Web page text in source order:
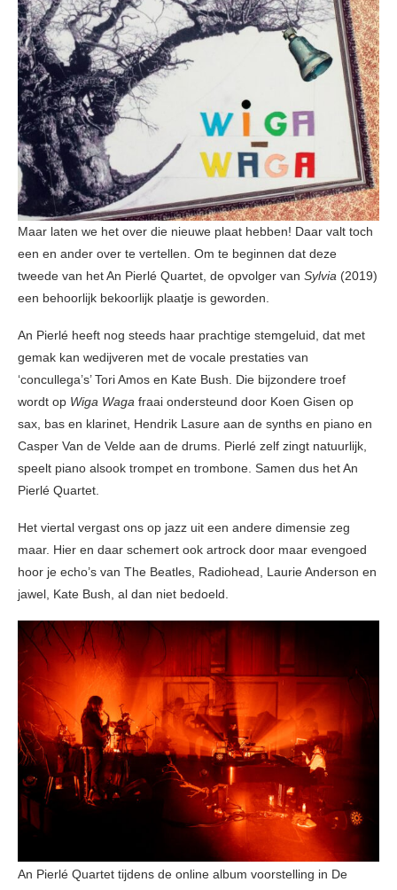
Maar laten we het over die nieuwe plaat hebben! Daar valt toch
een en ander over te vertellen. Om te beginnen dat deze
tweede van het An Pierlé Quartet, de opvolger van Sylvia (2019)
een behoorlijk bekoorlijk plaatje is geworden.
An Pierlé heeft nog steeds haar prachtige stemgeluid, dat met
gemak kan wedijveren met de vocale prestaties van
‘concullega’s’ Tori Amos en Kate Bush. Die bijzondere troef
wordt op Wiga Waga fraai ondersteund door Koen Gisen op
sax, bas en klarinet, Hendrik Lasure aan de synths en piano en
Casper Van de Velde aan de drums. Pierlé zelf zingt natuurlijk,
speelt piano alsook trompet en trombone. Samen dus het An
Pierlé Quartet.
Het viertal vergast ons op jazz uit een andere dimensie zeg
maar. Hier en daar schemert ook artrock door maar evengoed
hoor je echo’s van The Beatles, Radiohead, Laurie Anderson en
jawel, Kate Bush, al dan niet bedoeld.
An Pierlé Quartet tijdens de online album voorstelling in De